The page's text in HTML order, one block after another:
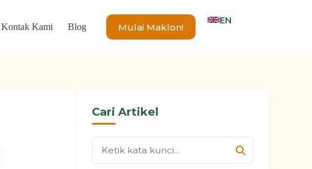
Kontak Kami Blog Mulai Maklon!
EN
Cari Artikel